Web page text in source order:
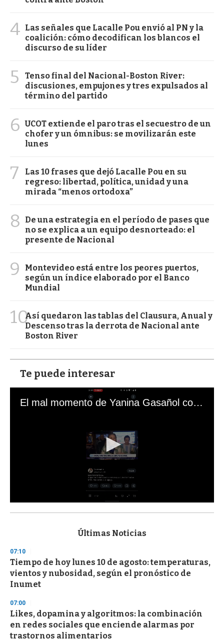
4 Las señales que Lacalle Pou envió al PN y la
coalición: cómo decodifican los blancos el
discurso de su líder
5
Tenso final del Nacional-Boston River:
discusiones, empujones y tres expulsados al
término del partido
6 UCOT extiende el paro tras el secuestro de un
chofer y un ómnibus: se movilizarán este
lunes
7
Las 10 frases que dejó Lacalle Pou en su
regreso: libertad, política, unidad y una
mirada “menos ortodoxa”
8
De una estrategia en el período de pases que
no se explica a un equipo desnorteado: el
presente de Nacional
9
Montevideo está entre los peores puertos,
según un índice elaborado por el Banco
Mundial
10Así quedaron las tablas del Clausura, Anual y
Descenso tras la derrota de Nacional ante
Boston River
Te puede interesar
El mal momento de Yanina Gasañol con un hincha argentino en "Subrayado"
s
d
s
o
f
3
s
e
c
o
n
Últimas Noticias
07:10
Tiempo de hoy lunes 10 de agosto: temperaturas,
vientos y nubosidad, según el pronóstico de
Inumet
07:00
Likes, dopamina y algoritmos: la combinación
en redes sociales que enciende alarmas por
trastornos alimentarios